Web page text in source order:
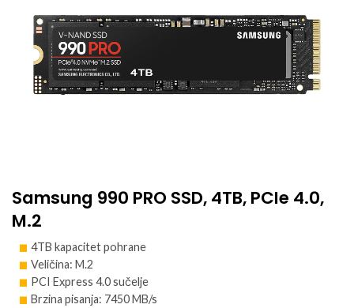
Samsung 990 PRO SSD, 4TB, PCIe 4.0,
M.2
4TB kapacitet pohrane
Veličina: M.2
PCI Express 4.0 sučelje
Brzina pisanja: 7450 MB/s